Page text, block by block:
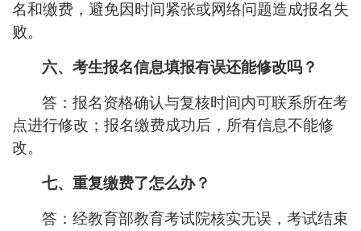
名和缴费，避免因时间紧张或网络问题造成报名失
败。
六、考生报名信息填报有误还能修改吗？
答：报名资格确认与复核时间内可联系所在考
点进行修改；报名缴费成功后，所有信息不能修
改。
七、重复缴费了怎么办？
答：经教育部教育考试院核实无误，考试结束